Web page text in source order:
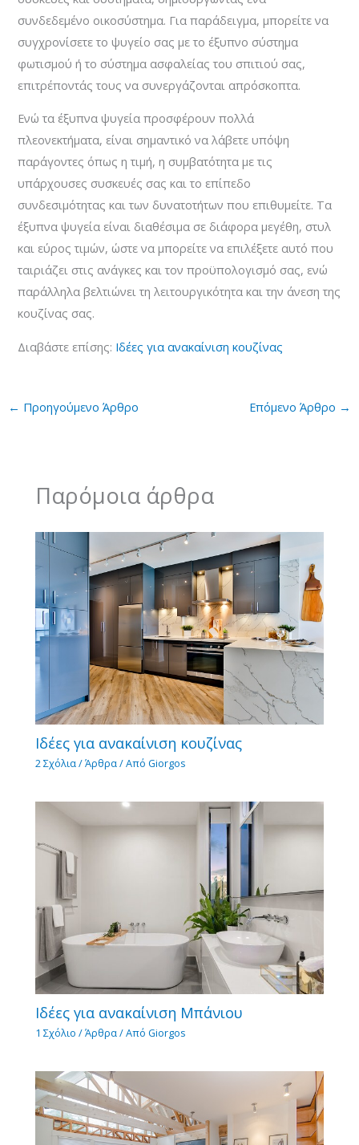
συνδεδεμένο οικοσύστημα. Για παράδειγμα, μπορείτε να
συγχρονίσετε το ψυγείο σας με το έξυπνο σύστημα
φωτισμού ή το σύστημα ασφαλείας του σπιτιού σας,
επιτρέποντάς τους να συνεργάζονται απρόσκοπτα.
Ενώ τα έξυπνα ψυγεία προσφέρουν πολλά
πλεονεκτήματα, είναι σημαντικό να λάβετε υπόψη
παράγοντες όπως η τιμή, η συμβατότητα με τις
υπάρχουσες συσκευές σας και το επίπεδο
συνδεσιμότητας και των δυνατοτήτων που επιθυμείτε. Τα
έξυπνα ψυγεία είναι διαθέσιμα σε διάφορα μεγέθη, στυλ
και εύρος τιμών, ώστε να μπορείτε να επιλέξετε αυτό που
ταιριάζει στις ανάγκες και τον προϋπολογισμό σας, ενώ
παράλληλα βελτιώνει τη λειτουργικότητα και την άνεση της
κουζίνας σας.
Διαβάστε επίσης: Ιδέες για ανακαίνιση κουζίνας
← Προηγούμενο Άρθρο Επόμενο Άρθρο →
Παρόμοια άρθρα
Ιδέες για ανακαίνιση κουζίνας
2 Σχόλια/Άρθρα/ ΑπόGiorgos
Ιδέες για ανακαίνιση Μπάνιου
1 Σχόλιο /Άρθρα/ ΑπόGiorgos